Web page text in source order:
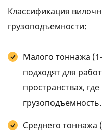
Классификация
грузоподъемности:
Малого тоннажа
подходят для
пространствах,
грузоподъемность.
Среднего тоннажа